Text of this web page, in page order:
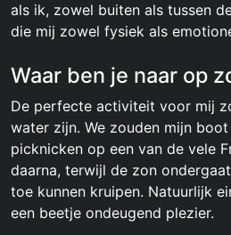
als ik, zowel buiten als tussen
die mij zowel fysiek als
Waar ben je naar op
De perfecte activiteit voor mij
water zijn. We zouden mijn boot
picknicken op een van de vele
daarna, terwijl de zon
toe kunnen kruipen. Natuurlijk
een beetje ondeugend plezier.